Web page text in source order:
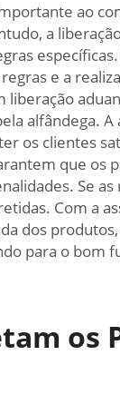
ao
a
e a
liberação
alfândega.
os clientes
que
Se
Com a
dos
para o bom
os